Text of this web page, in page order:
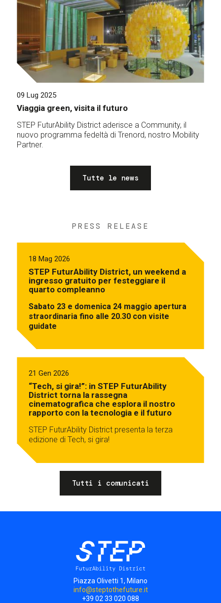
09 Lug 2025
Viaggia green, visita il futuro
STEP FuturAbility District aderisce a Community, il
nuovo programma fedeltà di Trenord, nostro Mobility
Partner.
Tutte le news
PRESS RELEASE
18 Mag 2026
STEP FuturAbility District, un weekend a
ingresso gratuito per festeggiare il
quarto compleanno
Sabato 23 e domenica 24 maggio apertura
straordinaria fino alle 20.30 con visite
guidate
21 Gen 2026
“Tech, si gira!”: in STEP FuturAbility
District torna la rassegna
cinematografica che esplora il nostro
rapporto con la tecnologia e il futuro
STEP FuturAbility District presenta la terza
edizione di Tech, si gira!
Tutti i comunicati
Piazza Olivetti 1, Milano
info@steptothefuture.it
+39 02 33 020 088